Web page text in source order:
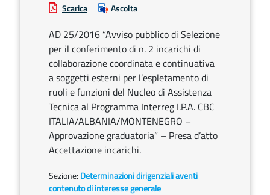
Scarica Ascolta
AD 25/2016 “Avviso pubblico di Selezione
per il conferimento di n. 2 incarichi di
collaborazione coordinata e continuativa
a soggetti esterni per l’espletamento di
ruoli e funzioni del Nucleo di Assistenza
Tecnica al Programma Interreg I.P.A. CBC
ITALIA/ALBANIA/MONTENEGRO –
Approvazione graduatoria” – Presa d’atto
Accettazione incarichi.
Sezione: Determinazioni dirigenziali aventi
contenuto di interesse generale